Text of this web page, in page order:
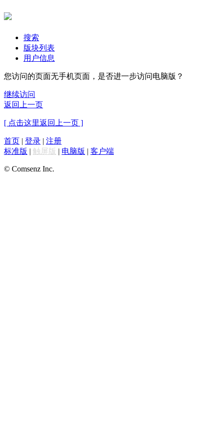
搜索
版块列表
用户信息
您访问的页面无手机页面，是否进一步访问电脑版？
继续访问
返回上一页
[ 点击这里返回上一页 ]
首页 | 登录 | 注册
标准版 | 触屏版 | 电脑版 | 客户端
© Comsenz Inc.